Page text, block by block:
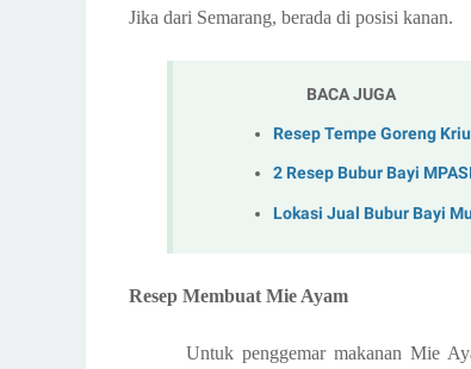
Jika dari Semarang, berada di posisi kanan.
BACA JUGA
Resep Tempe Goreng
2 Resep Bubur Bayi
Lokasi Jual Bubur Bayi
Resep Membuat Mie Ayam
Untuk penggemar makanan Mie